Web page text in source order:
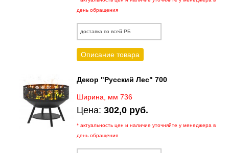
день обращения
доставка по всей РБ
Описание товара
Декор "Русский Лес" 700
Ширина, мм 736
Цена: 302,0 руб.
* актуальность цен и наличие уточняйте у менеджера в
день обращения